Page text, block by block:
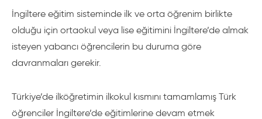
kurumlardandır.
Bu konsey İngiltere’deki yatılı okulların yüksek kalitede ve
İngiltere eğitim sisteminde ilk ve orta öğrenim birlikte
olduğu için ortaokul veya lise eğitimini İngiltere’de almak
isteyen yabancı öğrencilerin bu duruma göre
davranmaları gerekir.
Türkiye’de ilköğretimin ilkokul kısmını tamamlamış Türk
öğrenciler İngiltere’de eğitimlerine devam etmek